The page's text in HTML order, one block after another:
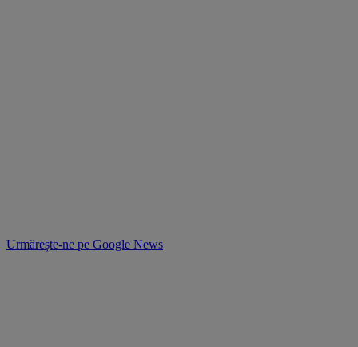
Urmărește-ne pe Google News